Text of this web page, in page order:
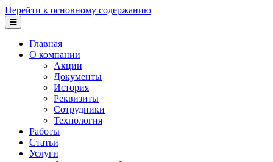
Перейти к основному содержанию
Главная
О компании
Акции
Документы
История
Реквизиты
Сотрудники
Технология
Работы
Статьи
Услуги